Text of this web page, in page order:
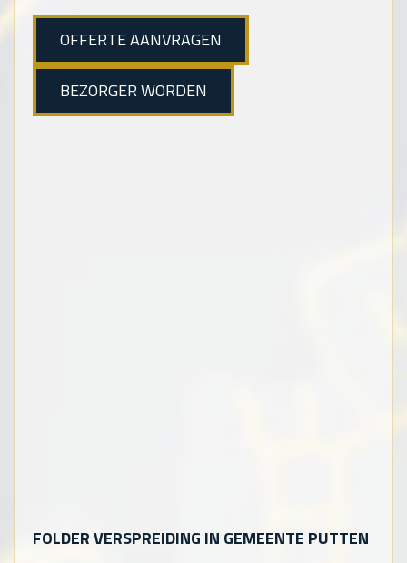
OFFERTE AANVRAGEN
BEZORGER WORDEN
FOLDER VERSPREIDING IN GEMEENTE PUTTEN